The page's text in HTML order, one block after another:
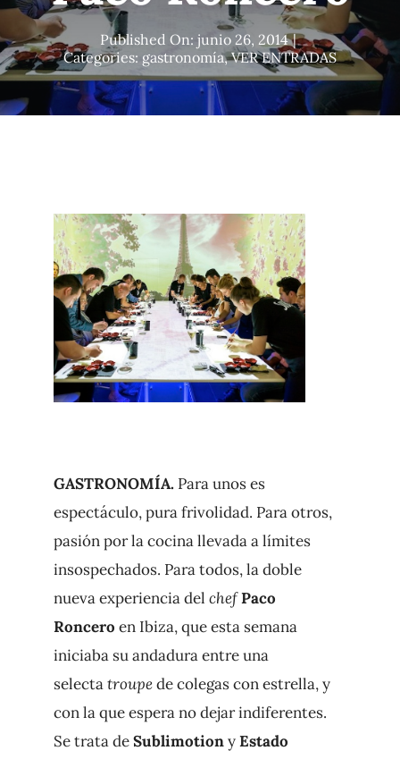
Blog
Published On: junio 26, 2014 |
Categories: gastronomía,VER ENTRADAS
GASTRONOMÍA. Para unos es
espectáculo, pura frivolidad. Para otros,
pasión por la cocina llevada a límites
insospechados. Para todos, la doble
nueva experiencia del chefPaco
Roncero en Ibiza, que esta semana
iniciaba su andadura entre una
selectatroupede colegas con estrella, y
con la que espera no dejar indiferentes.
Se trata deSublimotionyEstado